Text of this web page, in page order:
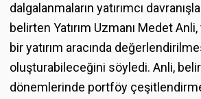
dalgalanmaların yatırımcı
belirten Yatırım Uzmanı Medet
bir yatırım aracında
oluşturabileceğini söyledi. Anli,
dönemlerinde portföy